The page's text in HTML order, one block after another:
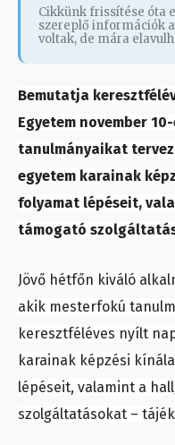
Cikkünk frissítése óta
szereplő információk
voltak, de mára
Bemutatja
Egyetem november
tanulmányaikat
egyetem karainak
folyamat lépéseit,
támogató
Jövő hétfőn kiváló
akik mesterfokú
keresztféléves nyílt
karainak képzési
lépéseit, valamint a
szolgáltatásokat –